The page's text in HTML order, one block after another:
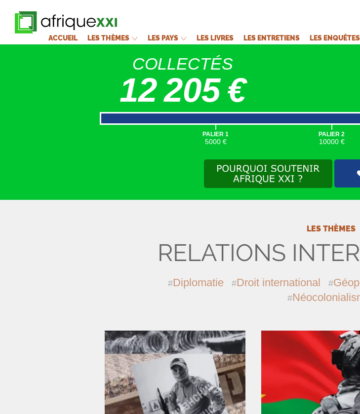
ACCUEIL LES THÈMES LES PAYS LES LIVRES LES ENTRETIENS LES ENQUÊTES
COLLECTÉS
12 205 €
|
PALIER 1
5000 €
|
PALIER 2
10000 €
LES THÈMES
RELATIONS
Diplomatie Droit international